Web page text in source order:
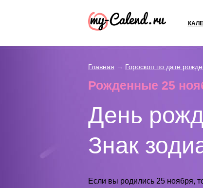
Главная → Гороскоп по дате
Рожденные 25
День
Знак
Если вы родились 25 ноября,